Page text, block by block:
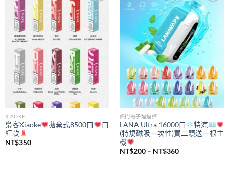
Add to
wishlist
XIAOKE
梟客Xiaoke 拋棄式8500口
口
紅款
NT$350
Add to
wishlist
熱門電子煙煙彈
LANA Ultra 16000口
特涼
(特規磁吸一次性)買二顆送一根主
機
NT$200 – NT$360價